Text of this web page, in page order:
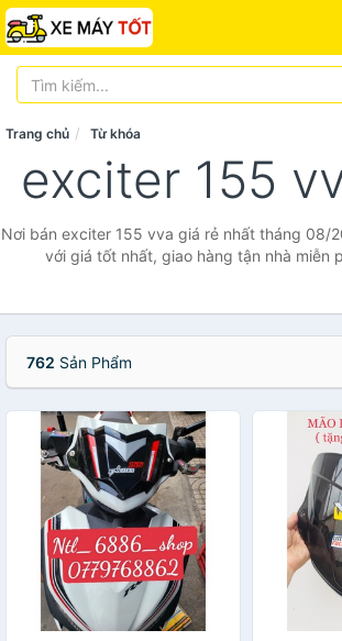
Trang chủ Từ khóa
exciter 155
Nơi bán exciter 155 vva giá rẻ nhất tháng 08/
với giá tốt nhất, giao hàng tận nhà miễn
762 Sản Phẩm